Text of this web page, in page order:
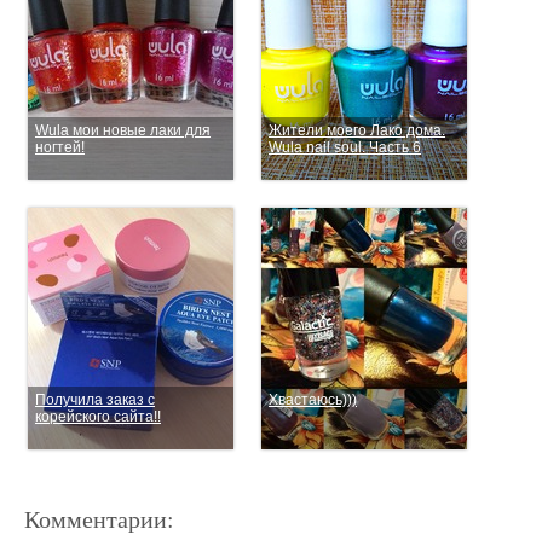
Wula мои новые лаки для
ногтей!
Жители моего Лако дома.
Wula nail soul. Часть 6
Получила заказ с
корейского сайта!!
Хвастаюсь)))
Комментарии: